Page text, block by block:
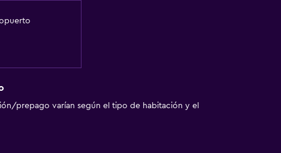
prepago varían según el tipo de habitación y el